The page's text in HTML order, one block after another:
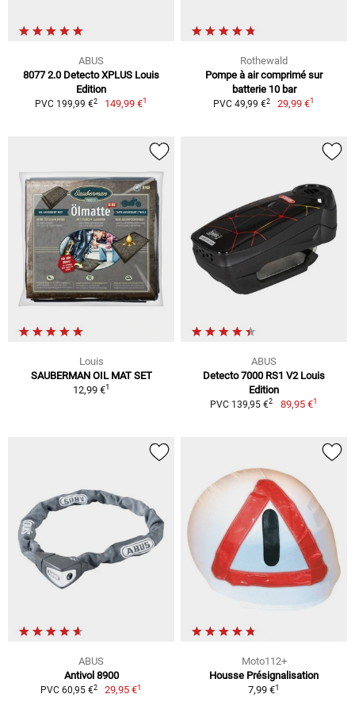
ABUS
8077 2.0 Detecto XPLUS Louis
Edition
PVC 199,99 €2 149,99 €1
Rothewald
Pompe à air comprimé sur
batterie 10 bar
PVC 49,99 €2 29,99 €1
Louis
SAUBERMAN OIL MAT SET
12,99 €1
ABUS
Detecto 7000 RS1 V2 Louis
Edition
PVC 139,95 €2 89,95 €1
ABUS
Antivol 8900
PVC 60,95 €2 29,95 €1
Moto112+
Housse Présignalisation
7,99 €1